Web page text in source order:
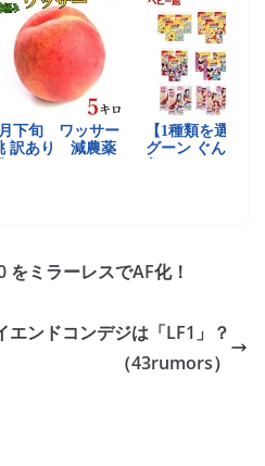
ミラーレスでAF化！
エンドコンデジは「LF1」？
（43rumors）